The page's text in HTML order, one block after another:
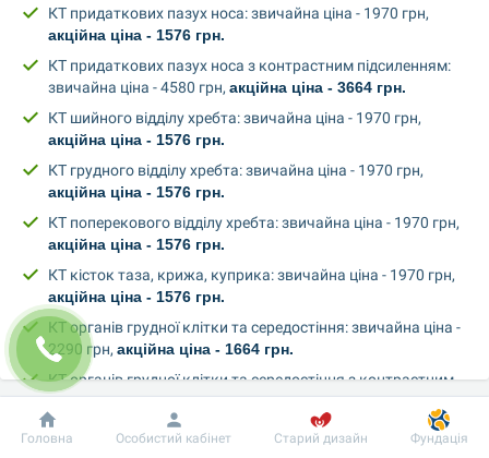
акційна ціна - 1576 грн.
КТ придаткових пазух носа з контрастним підсиленням:
звичайна ціна - 4580 грн, акційна ціна - 3664 грн.
акційна ціна - 1576 грн.
акційна ціна - 1576 грн.
акційна ціна - 1576 грн.
акційна ціна - 1576 грн.
КТ органів грудної клітки та середостіння: звичайна ціна -
2290 грн, акційна ціна - 1664 грн.
КТ органів грудної клітки та середостіння з контрастним
підсиленням: звичайна ціна - 4860 грн, акційна ціна - 3888
грн.
Добробут Інформація Пацієнту
Головна Особистий кабінет Старий дизайн Фундація